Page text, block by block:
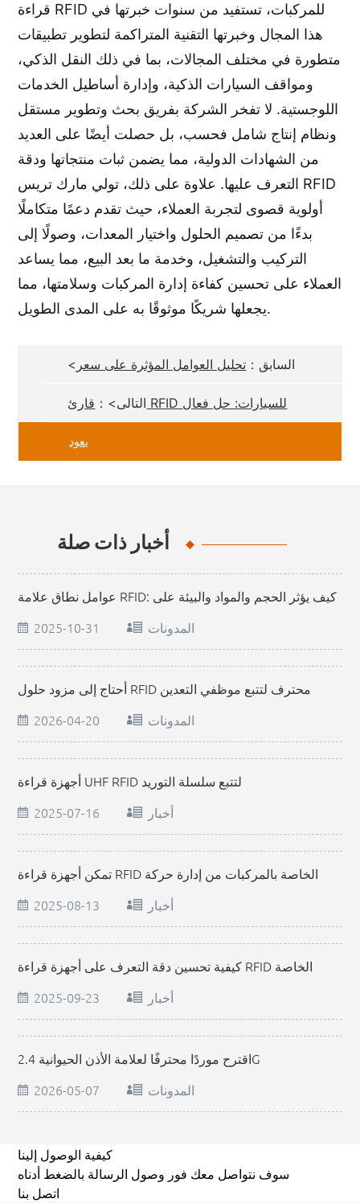
قراءة RFID للمركبات، تستفيد من سنوات خبرتها في
هذا المجال وخبرتها التقنية المتراكمة لتطوير تطبيقات
متطورة في مختلف المجالات، بما في ذلك النقل الذكي،
ومواقف السيارات الذكية، وإدارة أساطيل الخدمات
اللوجستية. لا تفخر الشركة بفريق بحث وتطوير مستقل
ونظام إنتاج شامل فحسب، بل حصلت أيضًا على العديد
من الشهادات الدولية، مما يضمن ثبات منتجاتها ودقة
التعرف عليها. علاوة على ذلك، تولي مارك تريس RFID
أولوية قصوى لتجربة العملاء، حيث تقدم دعمًا متكاملًا
بدءًا من تصميم الحلول واختيار المعدات، وصولًا إلى
التركيب والتشغيل، وخدمة ما بعد البيع، مما يساعد
العملاء على تحسين كفاءة إدارة المركبات وسلامتها، مما
يجعلها شريكًا موثوقًا به على المدى الطويل.
<السابق： تحليل العوامل المؤثرة على سعر
أجهزة قراءة RFID للسيارات التالى>： قارئ RFID للسيارات: حل فعال
للتعريف اللاسلكي والبعيد المدى
يعود
أخبار ذات صلة
عوامل نطاق علامة RFID: كيف يؤثر الحجم والمواد والبيئة على
2025-10-31 المدونات
أحتاج إلى مزود حلول RFID محترف لتتبع موظفي التعدين
2026-04-20
المدونات
أجهزة قراءة UHF RFID لتتبع سلسلة التوريد
2025-07-16
أخبار
تمكن أجهزة قراءة RFID الخاصة بالمركبات من إدارة حركة
2025-08-13 أخبار
كيفية تحسين دقة التعرف على أجهزة قراءة RFID الخاصة
2025-09-23 أخبار
اقترح موردًا محترفًا لعلامة الأذن الحيوانية 2.4G
2026-05-07
المدونات
كيفية الوصول إلينا
سوف نتواصل معك فور وصول الرسالة بالضغط أدناه
اتصل بنا